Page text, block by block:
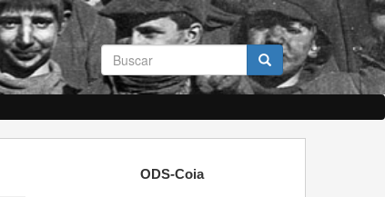
Formulario
de
busca
Buscar
ODS-Coia